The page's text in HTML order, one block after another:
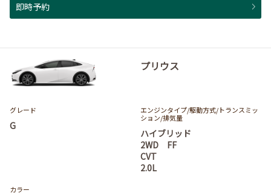
即時予約
プリウス
グレード
G
エンジンタイプ/駆動方式/トランスミッ
ション/排気量
ハイブリッド
2WD FF
CVT
2.0L
カラー